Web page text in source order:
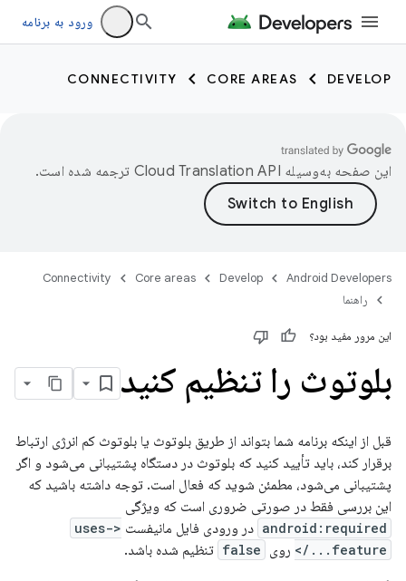
ورود به برنامه
DEVELOP
CORE AREAS
CONNECTIVITY
این صفحه به‌وسیله ترجمه شده است.
Android Developers
Develop
Core areas
Connectivity
راهنما
این مرور مفید بود؟
بلوتوث را تنظیم کنید
قبل از اینکه برنامه شما بتواند از طریق بلوتوث یا بلوتوث کم انرژی ارتباط
برقرار کند، باید تأیید کنید که بلوتوث در دستگاه پشتیبانی می‌شود و اگر
پشتیبانی می‌شود، مطمئن شوید که فعال است. توجه داشته باشید که
این بررسی فقط در صورتی ضروری است که ویژگی
android:required در ورودی فایل مانیفست
<uses-
feature.../>
روی false تنظیم شده باشد.